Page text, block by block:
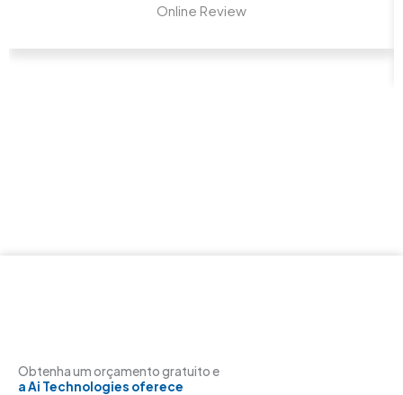
Online Review
Obtenha um orçamento gratuito e
a Ai Technologies oferece